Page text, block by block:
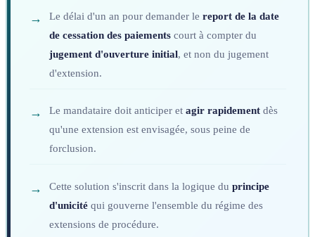
Le délai d'un an pour demander le report de la date
de cessation des paiementscourt à compter du
jugement d'ouverture initial, et non du jugement
d'extension.
Le mandataire doit anticiper et agir rapidementdès
qu'une extension est envisagée, sous peine de
forclusion.
Cette solution s'inscrit dans la logique du principe
d'unicitéqui gouverne l'ensemble du régime des
extensions de procédure.